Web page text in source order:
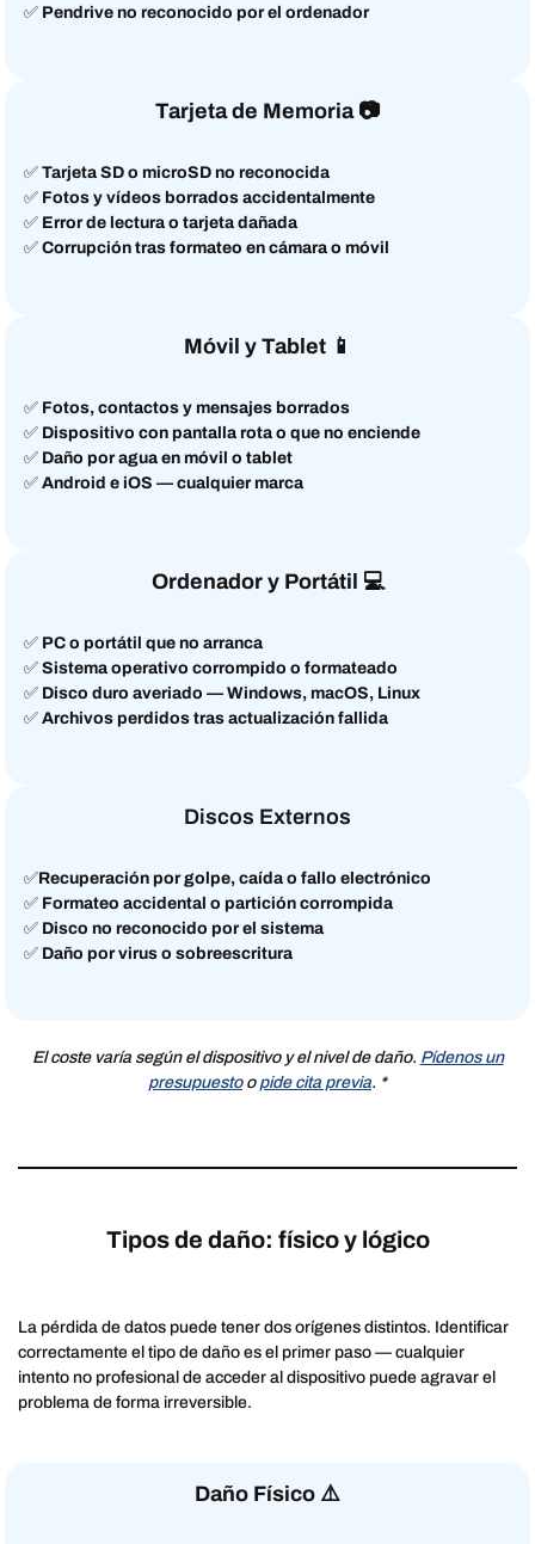
✅ Pendrive no reconocido por el ordenador
Tarjeta de Memoria📷
✅Tarjeta SD o microSD no reconocida
✅ Fotos y vídeos borrados accidentalmente
✅ Error de lectura o tarjeta dañada
✅Corrupción tras formateo en cámara o móvil
Móvil y Tablet📱
✅ Fotos, contactos y mensajes borrados
✅ Dispositivo con pantalla rota o que no enciende
✅ Daño por agua en móvil o tablet
✅Android e iOS — cualquier marca
Ordenador y Portátil 💻
✅ PC o portátil que no arranca
✅Sistema operativo corrompido o formateado
✅ Disco duro averiado — Windows, macOS, Linux
✅Archivos perdidos tras actualización fallida
Discos Externos
✅Recuperación por golpe, caída o fallo electrónico
✅ Formateo accidental o partición corrompida
✅ Disco no reconocido por el sistema
✅ Daño por virus o sobreescritura
El coste varía según el dispositivo y el nivel de daño. Pídenos un
presupuestoo pide cita previa. *
Tipos de daño: físico y lógico
La pérdida de datos puede tener dos orígenes distintos. Identificar
correctamente el tipo de daño es el primer paso — cualquier
intento no profesional de acceder al dispositivo puede agravar el
problema de forma irreversible.
Daño Físico ⚠️